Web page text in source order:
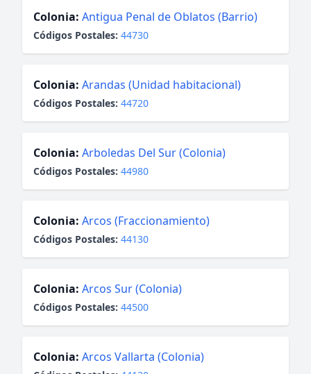
Colonia: Antigua Penal de Oblatos (Barrio)
Códigos Postales: 44730
Colonia: Arandas (Unidad habitacional)
Códigos Postales: 44720
Colonia: Arboledas Del Sur (Colonia)
Códigos Postales: 44980
Colonia: Arcos (Fraccionamiento)
Códigos Postales: 44130
Colonia: Arcos Sur (Colonia)
Códigos Postales: 44500
Colonia: Arcos Vallarta (Colonia)